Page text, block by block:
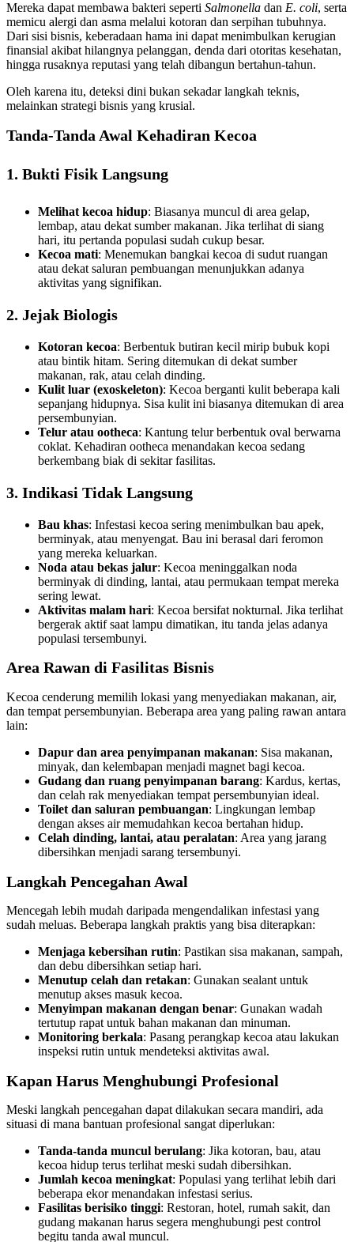
Mereka dapat membawa bakteri seperti Salmonella dan E. coli, serta
memicu alergi dan asma melalui kotoran dan serpihan tubuhnya.
Dari sisi bisnis, keberadaan hama ini dapat menimbulkan kerugian
finansial akibat hilangnya pelanggan, denda dari otoritas kesehatan,
hingga rusaknya reputasi yang telah dibangun bertahun-tahun.
Oleh karena itu, deteksi dini bukan sekadar langkah teknis,
melainkan strategi bisnis yang krusial.
Tanda-Tanda Awal Kehadiran Kecoa
1. Bukti Fisik Langsung
Melihat kecoa hidup: Biasanya muncul di area gelap,
lembap, atau dekat sumber makanan. Jika terlihat di siang
hari, itu pertanda populasi sudah cukup besar.
Kecoa mati: Menemukan bangkai kecoa di sudut ruangan
atau dekat saluran pembuangan menunjukkan adanya
aktivitas yang signifikan.
2. Jejak Biologis
Kotoran kecoa: Berbentuk butiran kecil mirip bubuk kopi
atau bintik hitam. Sering ditemukan di dekat sumber
makanan, rak, atau celah dinding.
Kulit luar (exoskeleton): Kecoa berganti kulit beberapa kali
sepanjang hidupnya. Sisa kulit ini biasanya ditemukan di area
persembunyian.
Telur atau ootheca: Kantung telur berbentuk oval berwarna
coklat. Kehadiran ootheca menandakan kecoa sedang
berkembang biak di sekitar fasilitas.
3. Indikasi Tidak Langsung
Bau khas: Infestasi kecoa sering menimbulkan bau apek,
berminyak, atau menyengat. Bau ini berasal dari feromon
yang mereka keluarkan.
Noda atau bekas jalur: Kecoa meninggalkan noda
berminyak di dinding, lantai, atau permukaan tempat mereka
sering lewat.
Aktivitas malam hari: Kecoa bersifat nokturnal. Jika terlihat
bergerak aktif saat lampu dimatikan, itu tanda jelas adanya
populasi tersembunyi.
Area Rawan di Fasilitas Bisnis
Kecoa cenderung memilih lokasi yang menyediakan makanan, air,
dan tempat persembunyian. Beberapa area yang paling rawan antara
lain:
Dapur dan area penyimpanan makanan: Sisa makanan,
minyak, dan kelembapan menjadi magnet bagi kecoa.
Gudang dan ruang penyimpanan barang: Kardus, kertas,
dan celah rak menyediakan tempat persembunyian ideal.
Toilet dan saluran pembuangan: Lingkungan lembap
dengan akses air memudahkan kecoa bertahan hidup.
Celah dinding, lantai, atau peralatan: Area yang jarang
dibersihkan menjadi sarang tersembunyi.
Langkah Pencegahan Awal
Mencegah lebih mudah daripada mengendalikan infestasi yang
sudah meluas. Beberapa langkah praktis yang bisa diterapkan:
Menjaga kebersihan rutin: Pastikan sisa makanan, sampah,
dan debu dibersihkan setiap hari.
Menutup celah dan retakan: Gunakan sealant untuk
menutup akses masuk kecoa.
Menyimpan makanan dengan benar: Gunakan wadah
tertutup rapat untuk bahan makanan dan minuman.
Monitoring berkala: Pasang perangkap kecoa atau lakukan
inspeksi rutin untuk mendeteksi aktivitas awal.
Kapan Harus Menghubungi Profesional
Meski langkah pencegahan dapat dilakukan secara mandiri, ada
situasi di mana bantuan profesional sangat diperlukan:
Tanda-tanda muncul berulang: Jika kotoran, bau, atau
kecoa hidup terus terlihat meski sudah dibersihkan.
Jumlah kecoa meningkat: Populasi yang terlihat lebih dari
beberapa ekor menandakan infestasi serius.
Fasilitas berisiko tinggi: Restoran, hotel, rumah sakit, dan
gudang makanan harus segera menghubungi pest control
begitu tanda awal muncul.